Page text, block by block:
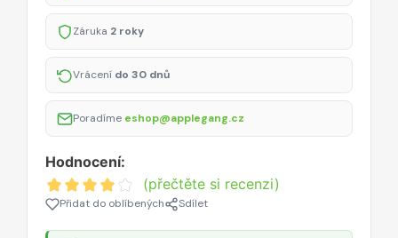
Záruka 2 roky
Vrácení do 30 dnů
Poradíme eshop@applegang.cz
Hodnocení:
(přečtěte si recenzi)
Přidat do oblíbených Sdílet